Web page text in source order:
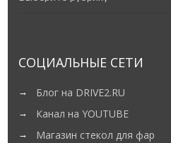
СОЦИАЛЬНЫЕ СЕТИ
Блог на DRIVE2.RU
Канал на YOUTUBE
Магазин стекол для фар